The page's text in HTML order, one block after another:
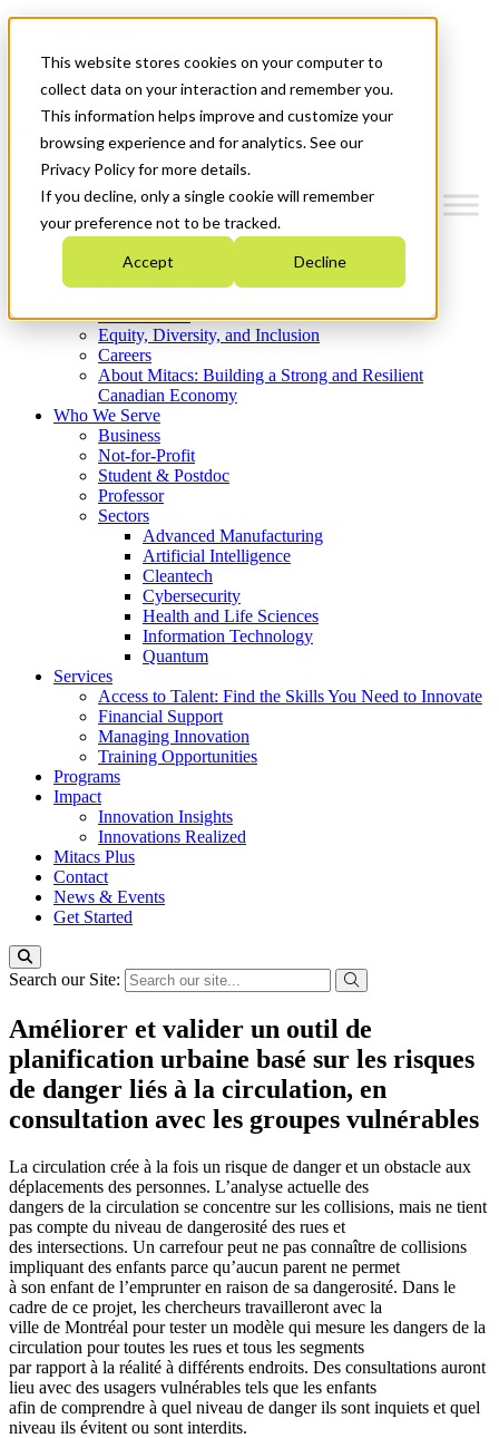
This website stores cookies on your computer to
collect data on your interaction and remember you.
This information helps improve and customize your
browsing experience and for analytics. See our
Privacy Policy for more details.
If you decline, only a single cookie will remember
your preference not to be tracked.
Accept Decline
News & Events
Get Started
Menu
Who We Are
Strategic Plan 2026-2030
What We Do
Equity, Diversity, and Inclusion
Careers
About Mitacs: Building a Strong and Resilient
Canadian Economy
Who We Serve
Business
Not-for-Profit
Student & Postdoc
Professor
Sectors
Advanced Manufacturing
Artificial Intelligence
Cleantech
Cybersecurity
Health and Life Sciences
Information Technology
Quantum
Services
Access to Talent: Find the Skills You Need to Innovate
Financial Support
Managing Innovation
Training Opportunities
Programs
Impact
Innovation Insights
Innovations Realized
Mitacs Plus
Contact
News & Events
Get Started
Search our Site:
Améliorer et valider un outil de
planification urbaine basé sur les risques
de danger liés à la circulation, en
consultation avec les groupes vulnérables
La circulation crée à la fois un risque de danger et un obstacle aux
déplacements des personnes. L’analyse actuelle des
dangers de la circulation se concentre sur les collisions, mais ne tient
pas compte du niveau de dangerosité des rues et
des intersections. Un carrefour peut ne pas connaître de collisions
impliquant des enfants parce qu’aucun parent ne permet
à son enfant de l’emprunter en raison de sa dangerosité. Dans le
cadre de ce projet, les chercheurs travailleront avec la
ville de Montréal pour tester un modèle qui mesure les dangers de la
circulation pour toutes les rues et tous les segments
par rapport à la réalité à différents endroits. Des consultations auront
lieu avec des usagers vulnérables tels que les enfants
afin de comprendre à quel niveau de danger ils sont inquiets et quel
niveau ils évitent ou sont interdits.